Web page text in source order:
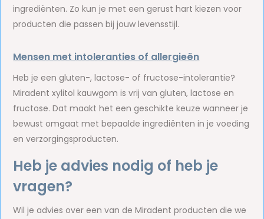
ingrediënten. Zo kun je met een gerust hart kiezen voor
producten die passen bij jouw levensstijl.
Mensen met intoleranties of allergieën
Heb je een gluten-, lactose- of fructose-intolerantie?
Miradent xylitol kauwgom is vrij van gluten, lactose en
fructose. Dat maakt het een geschikte keuze wanneer je
bewust omgaat met bepaalde ingrediënten in je voeding
en verzorgingsproducten.
Heb je advies nodig of heb je
vragen?
Wil je advies over een van de Miradent producten die we